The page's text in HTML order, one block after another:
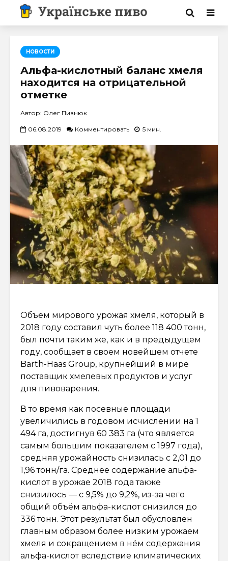
НОВОСТИ
Альфа-кислотный баланс хмеля
находится на отрицательной
отметке
Автор: Олег Пивнюк
06.08.2019 Комментировать 5 мин.
Объем мирового урожая хмеля, который в
2018 году составил чуть более 118 400 тонн,
был почти таким же, как и в предыдущем
году, сообщает в своем новейшем отчете
Barth-Haas Group, крупнейший в мире
поставщик хмелевых продуктов и услуг
для пивоварения.
В то время как посевные площади
увеличились в годовом исчислении на 1
494 га, достигнув 60 383 га (что является
самым большим показателем с 1997 года),
средняя урожайность снизилась с 2,01 до
1,96 тонн/га. Среднее содержание альфа-
кислот в урожае 2018 года также
снизилось — с 9,5% до 9,2%, из-за чего
общий объём альфа-кислот снизился до
336 тонн. Этот результат был обусловлен
главным образом более низким урожаем
хмеля и сокращением в нём содержания
альфа-кислот вследствие климатических